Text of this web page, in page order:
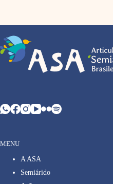
MENU
A ASA
Semiárido